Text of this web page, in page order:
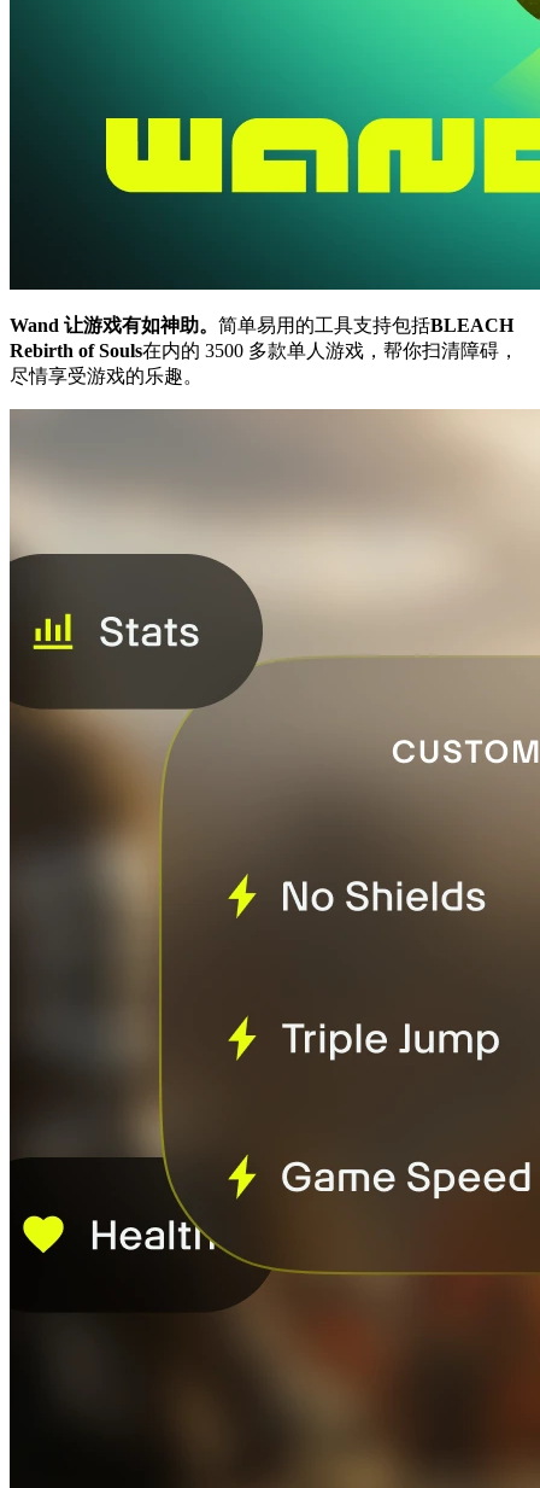
Wand 让游戏有如神助。 简单易用的工具支持包括BLEACH
Rebirth of Souls在内的 3500 多款单人游戏，帮你扫清障碍，
尽情享受游戏的乐趣。